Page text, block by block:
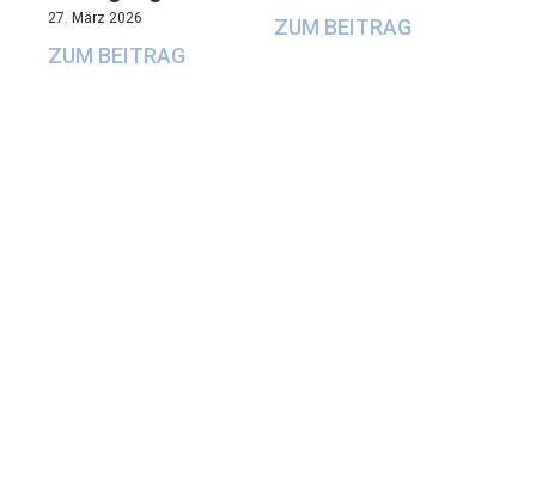
27. März 2026
ZUM BEITRAG
ZUM BEITRAG